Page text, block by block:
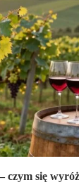
czym się